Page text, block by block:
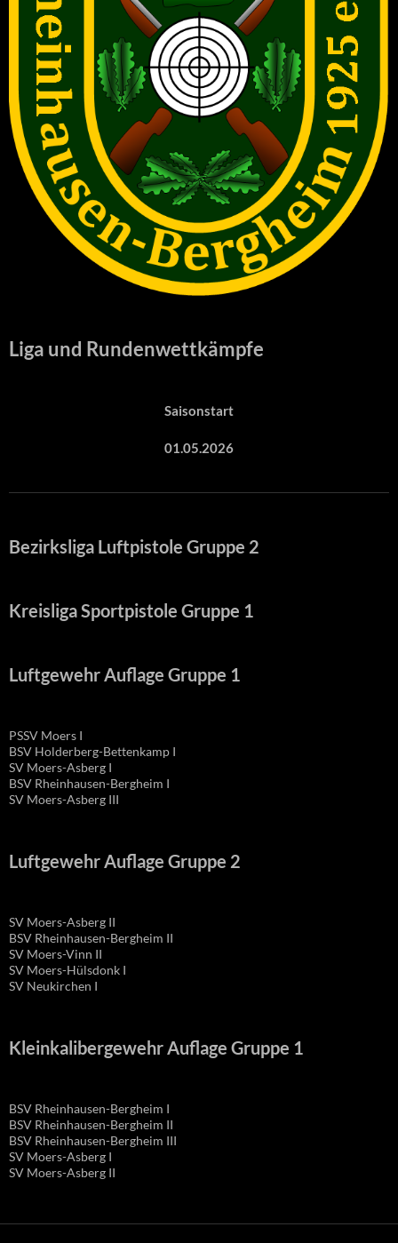
Liga und Rundenwettkämpfe
Saisonstart
01.05.2026
Bezirksliga Luftpistole Gruppe 2
Kreisliga Sportpistole Gruppe 1
Luftgewehr Auflage Gruppe 1
PSSV Moers I
BSV Holderberg-Bettenkamp I
SV Moers-Asberg I
BSV Rheinhausen-Bergheim I
SV Moers-Asberg III
Luftgewehr Auflage Gruppe 2
SV Moers-Asberg II
BSV Rheinhausen-Bergheim II
SV Moers-Vinn II
SV Moers-Hülsdonk I
SV Neukirchen I
Kleinkalibergewehr Auflage Gruppe 1
BSV Rheinhausen-Bergheim I
BSV Rheinhausen-Bergheim II
BSV Rheinhausen-Bergheim III
SV Moers-Asberg I
SV Moers-Asberg II